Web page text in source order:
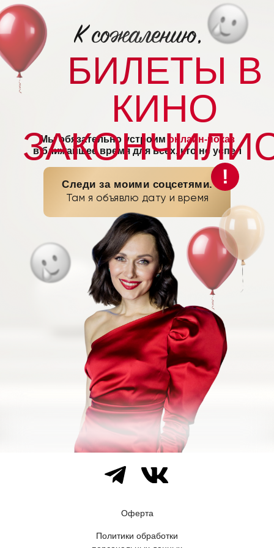
Мы обязательно устроим онлайн-показ
в ближайшее время для всех, кто не успел
БИЛЕТЫ В
КИНО
Следи за моими соцсетями.
Там я объявлю дату и время
!
Политики обработки
Оферта